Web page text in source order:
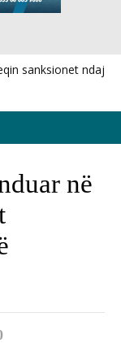
sanksionet ndaj
në